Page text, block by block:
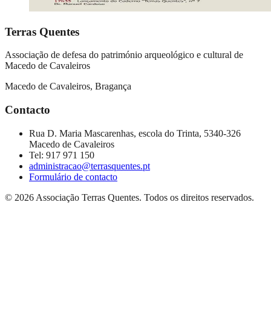
Terras Quentes
Associação de defesa do património arqueológico e cultural de
Macedo de Cavaleiros
Macedo de Cavaleiros, Bragança
Contacto
Rua D. Maria Mascarenhas, escola do Trinta, 5340-326
Macedo de Cavaleiros
Tel: 917 971 150
administracao@terrasquentes.pt
Formulário de contacto
© 2026 Associação Terras Quentes. Todos os direitos reservados.